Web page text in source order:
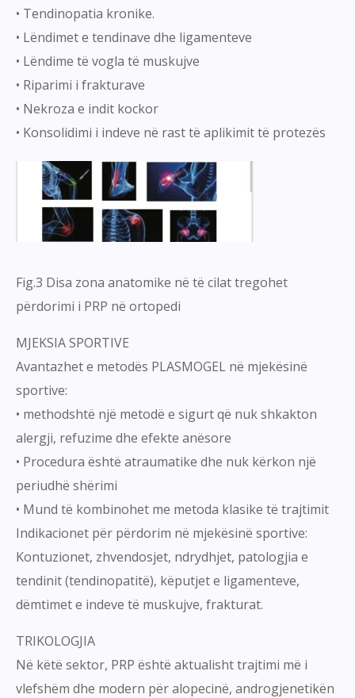
• Tendinopatia kronike.
• Lëndimet e tendinave dhe ligamenteve
• Lëndime të vogla të muskujve
• Riparimi i frakturave
• Nekroza e indit kockor
• Konsolidimi i indeve në rast të aplikimit të protezës
Fig.3 Disa zona anatomike në të cilat tregohet
përdorimi i PRP në ortopedi
MJEKSIA SPORTIVE
Avantazhet e metodës PLASMOGEL në mjekësinë
sportive:
• methodshtë një metodë e sigurt që nuk shkakton
alergji, refuzime dhe efekte anësore
• Procedura është atraumatike dhe nuk kërkon një
periudhë shërimi
• Mund të kombinohet me metoda klasike të trajtimit
Indikacionet për përdorim në mjekësinë sportive:
Kontuzionet, zhvendosjet, ndrydhjet, patologjia e
tendinit (tendinopatitë), këputjet e ligamenteve,
dëmtimet e indeve të muskujve, frakturat.
TRIKOLOGJIA
Në këtë sektor, PRP është aktualisht trajtimi më i
vlefshëm dhe modern për alopecinë, androgjenetikën